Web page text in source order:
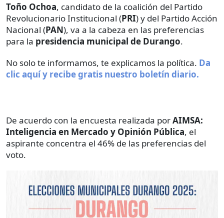
Toño Ochoa, candidato de la coalición del Partido
Revolucionario Institucional (PRI) y del Partido Acción
Nacional (PAN), va a la cabeza en las preferencias
para la presidencia municipal de Durango.
No solo te informamos, te explicamos la política. Da
clic aquí y recibe gratis nuestro boletín diario.
De acuerdo con la encuesta realizada porAIMSA:
Inteligencia en Mercado y Opinión Pública, el
aspirante concentra el 46% de las preferencias del
voto.